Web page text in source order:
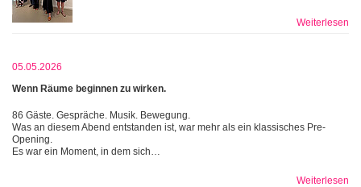
Weiterlesen
05.05.2026
Wenn Räume beginnen zu wirken.
86 Gäste. Gespräche. Musik. Bewegung.
Was an diesem Abend entstanden ist, war mehr als ein klassisches Pre-
Opening.
Es war ein Moment, in dem sich…
Weiterlesen